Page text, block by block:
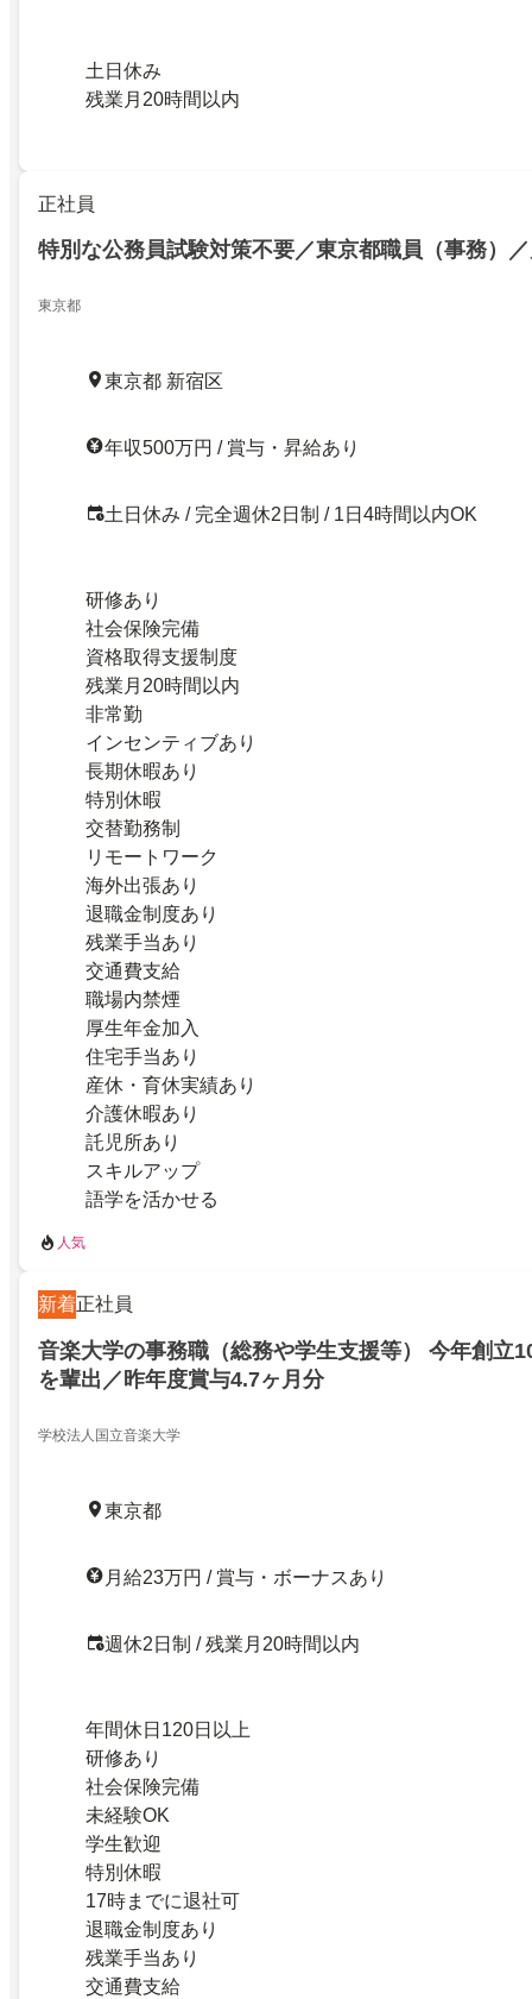
土日休み
残業月20時間以内
正社員
特別な公務員試験対策不要／東京都職員（事務）
東京都
東京都 新宿区
年収500万円 / 賞与・昇給あり
土日休み / 完全週休2日制 / 1日4時間以内OK
研修あり
社会保険完備
資格取得支援制度
残業月20時間以内
非常勤
インセンティブあり
長期休暇あり
特別休暇
交替勤務制
リモートワーク
海外出張あり
退職金制度あり
残業手当あり
交通費支給
職場内禁煙
厚生年金加入
住宅手当あり
産休・育休実績あり
介護休暇あり
託児所あり
スキルアップ
語学を活かせる
人気
新着正社員
音楽大学の事務職（総務や学生支援等） 今年創立
を輩出／昨年度賞与4.7ヶ月分
学校法人国立音楽大学
東京都
月給23万円 / 賞与・ボーナスあり
週休2日制 / 残業月20時間以内
年間休日120日以上
研修あり
社会保険完備
未経験OK
学生歓迎
特別休暇
17時までに退社可
退職金制度あり
残業手当あり
交通費支給